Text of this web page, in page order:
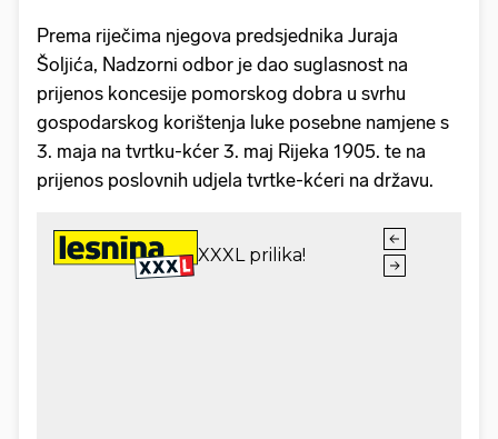
Prema riječima njegova predsjednika Juraja
Šoljića, Nadzorni odbor je dao suglasnost na
prijenos koncesije pomorskog dobra u svrhu
gospodarskog korištenja luke posebne namjene s
3. maja na tvrtku-kćer 3. maj Rijeka 1905. te na
prijenos poslovnih udjela tvrtke-kćeri na državu.